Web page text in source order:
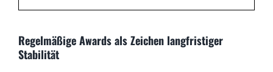
Regelmäßige Awards als Zeichen langfristiger
Stabilität